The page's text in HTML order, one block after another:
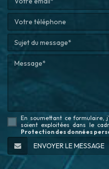
En soumettant ce formulaire,
soient exploitées dans le
Protection des données